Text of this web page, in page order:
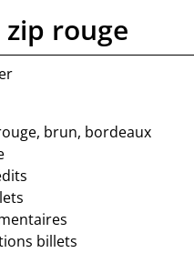
rouge
brun, bordeaux
billets